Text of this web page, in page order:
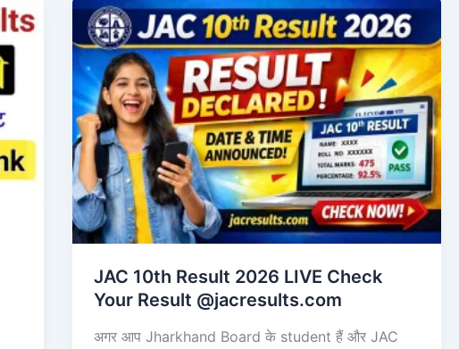
JAC 10th Result 2026 LIVE Check
Your Result @jacresults.com
अगर आप Jharkhand Board के student हैं और JAC